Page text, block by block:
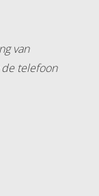
van
telefoon